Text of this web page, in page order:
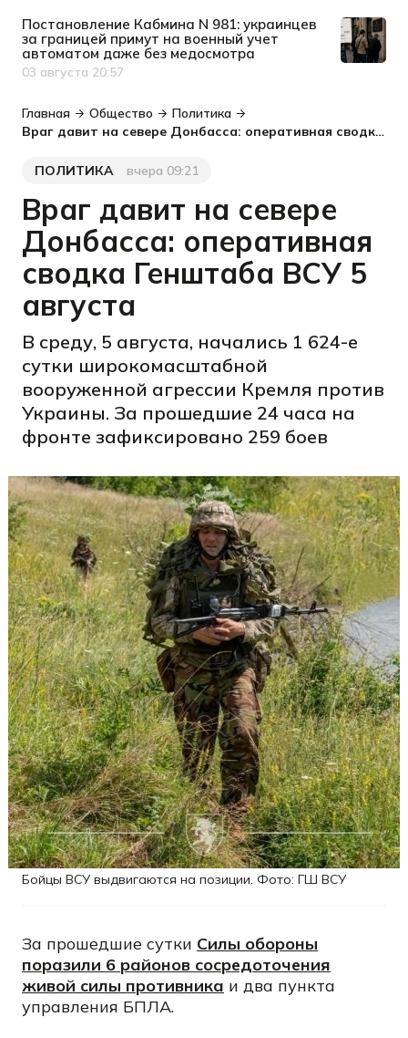
Постановление Кабмина N 981: украинцев
за границей примут на военный учет
автоматом даже без медосмотра
Дата публикации
03 августа 20:57
Главная Общество
Политика
Враг давит на севере Донбасса: оперативная сводка Генштаба ВСУ 5 августа
Категория
ПОЛИТИКА
Дата публикации
вчера 09:21
Враг давит на севере
Донбасса: оперативная
сводка Генштаба ВСУ 5
августа
В среду, 5 августа, начались 1 624-е
сутки широкомасштабной
вооруженной агрессии Кремля против
Украины. За прошедшие 24 часа на
фронте зафиксировано 259 боев
Бойцы ВСУ выдвигаются на позиции. Фото: ГШ ВСУ
За прошедшие сутки Силы обороны
поразили 6 районов сосредоточения
живой силы противника и два пункта
управления БПЛА.